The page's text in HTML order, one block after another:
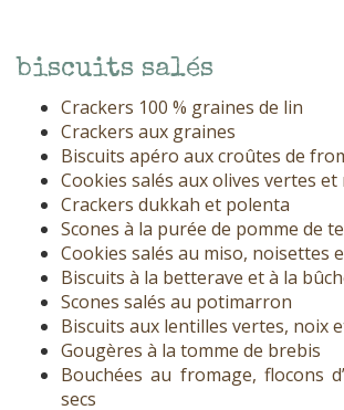
biscuits salés
Crackers 100 % graines de lin
Crackers aux graines
Biscuits apéro aux croûtes de
Cookies salés aux olives vertes et
Crackers dukkah et polenta
Scones à la purée de pomme de
Cookies salés au miso, noisettes
Biscuits à la betterave et à la
Scones salés au potimarron
Biscuits aux lentilles vertes, noix
Gougères à la tomme de brebis
Bouchées au fromage, flocons
secs